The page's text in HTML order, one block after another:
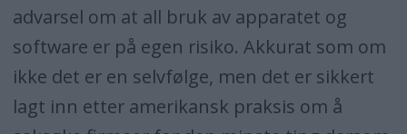
advarsel om at all bruk av apparatet og
software er på egen risiko. Akkurat som om
ikke det er en selvfølge, men det er sikkert
lagt inn etter amerikansk praksis om å